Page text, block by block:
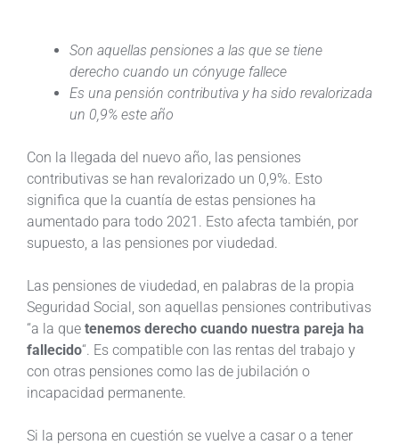
Son aquellas pensiones a las que se tiene
derecho cuando un cónyuge fallece
Es una pensión contributiva y ha sido revalorizada
un 0,9% este año
Con la llegada del nuevo año, las pensiones
contributivas se han revalorizado un 0,9%. Esto
significa que la cuantía de estas pensiones ha
aumentado para todo 2021. Esto afecta también, por
supuesto, a las pensiones por viudedad.
Las pensiones de viudedad, en palabras de la propia
Seguridad Social, son aquellas pensiones contributivas
“a la que tenemos derecho cuando nuestra pareja ha
fallecido“. Es compatible con las rentas del trabajo y
con otras pensiones como las de jubilación o
incapacidad permanente.
Si la persona en cuestión se vuelve a casar o a tener